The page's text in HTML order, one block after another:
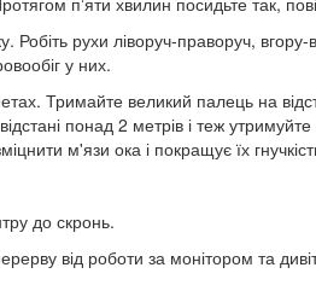
рухи ліворуч-праворуч, вгору-
у них.
Тримайте великий палець на
понад 2 метрів і теж
м'язи ока і покращує їх
до скронь.
від роботи за монітором та